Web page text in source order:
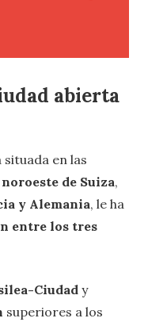
abierta
situada en las
noroeste de Suiza,
y Alemania, le ha
entre los tres
Ciudad y
superiores a los